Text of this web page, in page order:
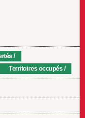
Territoires occupés